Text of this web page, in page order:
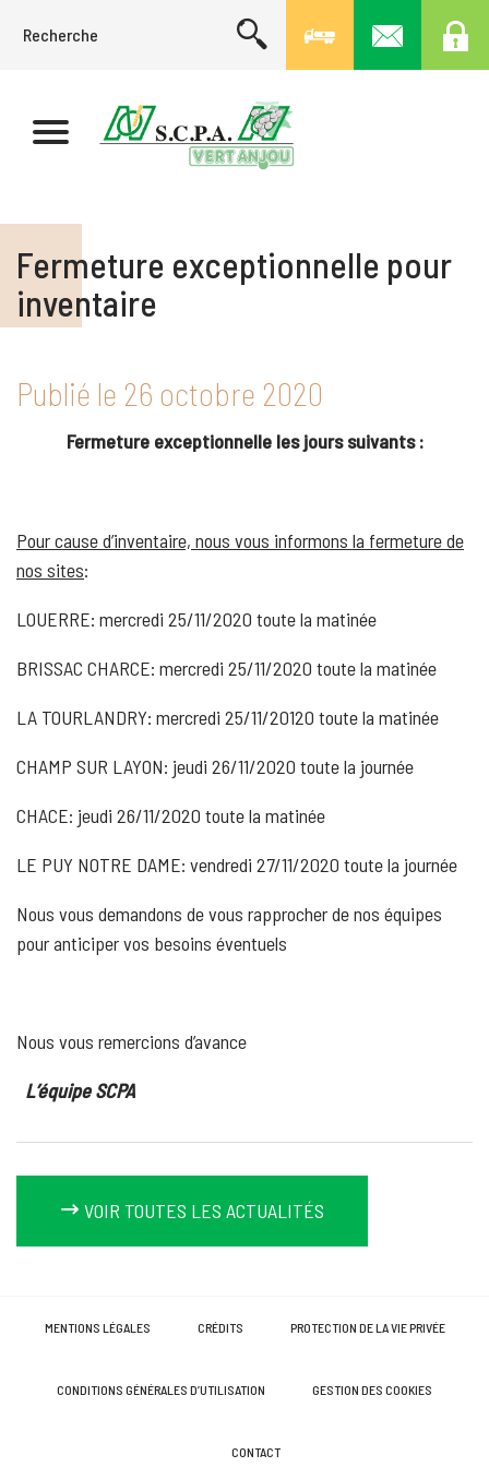
Fermeture exceptionnelle pour
inventaire
Publié le 26 octobre 2020
Fermeture exceptionnelle les jours suivants :
Pour cause d’inventaire, nous vous informons la fermeture de
nos sites:
LOUERRE: mercredi 25/11/2020 toute la matinée
BRISSAC CHARCE: mercredi 25/11/2020 toute la matinée
LA TOURLANDRY: mercredi 25/11/20120 toute la matinée
CHAMP SUR LAYON: jeudi 26/11/2020 toute la journée
CHACE: jeudi 26/11/2020 toute la matinée
LE PUY NOTRE DAME: vendredi 27/11/2020 toute la journée
Nous vous demandons de vous rapprocher de nos équipes
pour anticiper vos besoins éventuels
Nous vous remercions d’avance
L’équipe SCPA
VOIR TOUTES LES ACTUALITÉS
MENTIONS LÉGALES CRÉDITS PROTECTION DE LA VIE PRIVÉE
CONDITIONS GÉNÉRALES D’UTILISATION GESTION DES COOKIES
CONTACT